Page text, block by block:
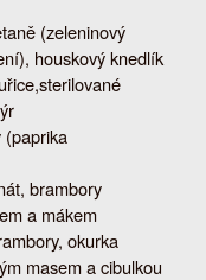
(zeleninový
houskový knedlík
(paprika
brambory
a mákem
okurka
masem a cibulkou